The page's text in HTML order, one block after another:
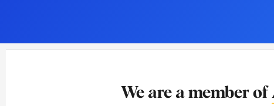
o
g
d
b
We are a member of